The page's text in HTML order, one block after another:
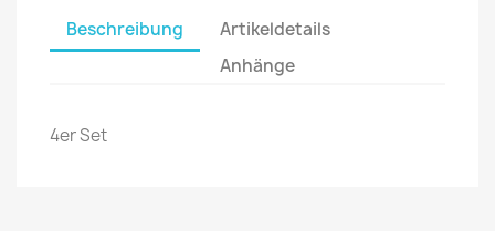
Beschreibung
Artikeldetails
Anhänge
4er Set